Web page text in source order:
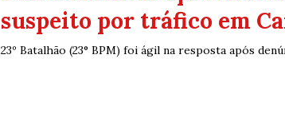
suspeito por tráfico em
23º Batalhão (23° BPM) foi ágil na resposta após